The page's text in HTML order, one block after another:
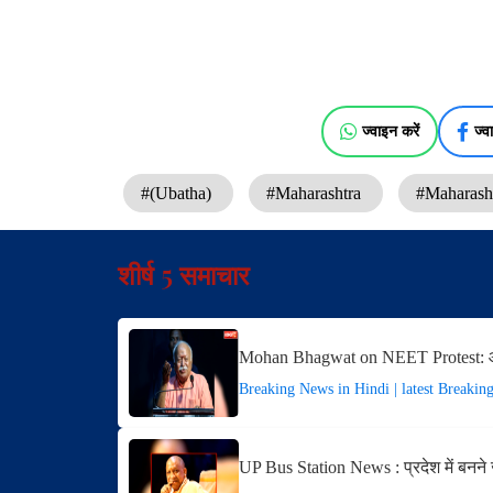
ज्वाइन करें
#(Ubatha) #Maharashtra
शीर्ष 5 समाचार
Mohan Bhagwat on NEET
Breaking News in Hindi | latest
UP Bus Station News : प्रदेश में